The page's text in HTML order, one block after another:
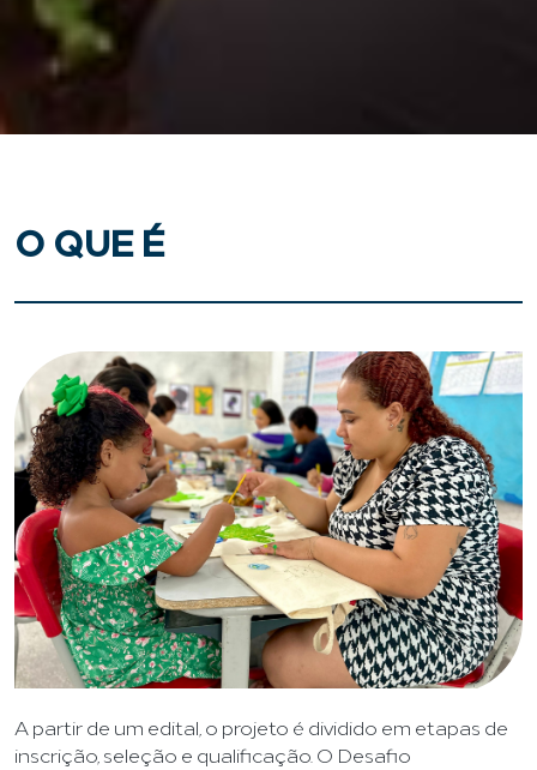
O QUE É
A partir de um edital, o projeto é dividido em etapas de
inscrição, seleção e qualificação. O Desafio